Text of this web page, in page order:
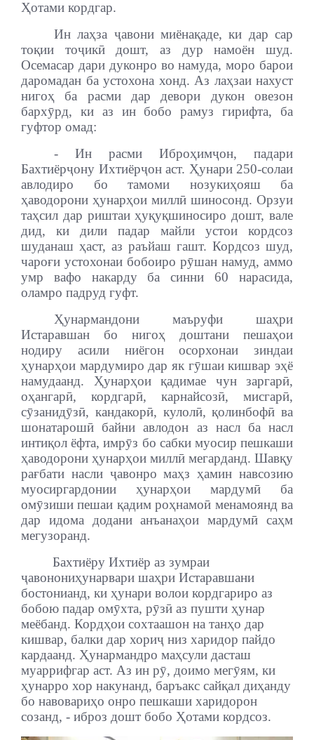
Ҳотами кордгар.
Ин лаҳза ҷавони миёнақаде, ки дар сар
тоқии тоҷикӣ дошт, аз дур намоён шуд.
Осемасар дари дуконро во намуда, моро барои
даромадан ба устохона хонд. Аз лаҳзаи нахуст
нигоҳ ба расми дар девори дукон овезон
бархӯрд, ки аз ин бобо рамуз гирифта, ба
гуфтор омад:
- Ин расми Иброҳимҷон, падари
Бахтиёрҷону Ихтиёрҷон аст. Ҳунари 250-солаи
авлодиро бо тамоми нозукиҳояш ба
ҳаводорони ҳунарҳои миллӣ шиносонд. Орзуи
таҳсил дар риштаи ҳуқуқшиносиро дошт, вале
дид, ки дили падар майли устои кордсоз
шуданаш ҳаст, аз раъйаш гашт. Кордсоз шуд,
чароғи устохонаи бобоиро рӯшан намуд, аммо
умр вафо накарду ба синни 60 нарасида,
оламро падруд гуфт.
Ҳунармандони маъруфи шаҳри
Истаравшан бо нигоҳ доштани пешаҳои
нодиру асили ниёгон осорхонаи зиндаи
ҳунарҳои мардумиро дар як гӯшаи кишвар эҳё
намудаанд. Ҳунарҳои қадимае чун заргарӣ,
оҳангарӣ, кордгарӣ, карнайсозӣ, мисгарӣ,
сӯзанидӯзӣ, кандакорӣ, кулолӣ, қолинбофӣ ва
шонатарошӣ байни авлодон аз насл ба насл
интиқол ёфта, имрӯз бо сабки муосир пешкаши
ҳаводорони ҳунарҳои миллӣ мегарданд. Шавқу
рағбати насли ҷавонро маҳз ҳамин навсозию
муосиргардонии ҳунарҳои мардумӣ ба
омӯзиши пешаи қадим роҳнамоӣ менамоянд ва
дар идома додани анъанаҳои мардумӣ саҳм
мегузоранд.
Бахтиёру Ихтиёр аз зумраи
ҷавонониҳунарвари шаҳри Истаравшани
бостонианд, ки ҳунари волои кордгариро аз
бобою падар омӯхта, рӯзӣ аз пушти ҳунар
меёбанд. Кордҳои сохтаашон на танҳо дар
кишвар, балки дар хориҷ низ харидор пайдо
кардаанд. Ҳунармандро маҳсули дасташ
муаррифгар аст. Аз ин рӯ, доимо мегӯям, ки
ҳунарро хор накунанд, баръакс сайқал диҳанду
бо навовариҳо онро пешкаши харидорон
созанд, - иброз дошт бобо Ҳотами кордсоз.